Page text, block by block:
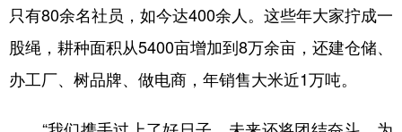
只有80余名社员，如今达400余人。这些年大家拧成一
股绳，耕种面积从5400亩增加到8万余亩，还建仓储、
办工厂、树品牌、做电商，年销售大米近1万吨。